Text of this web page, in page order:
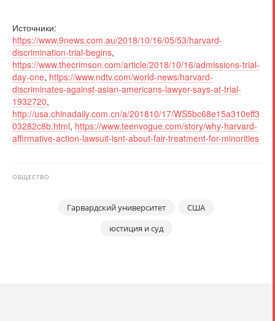
Источники:
https://www.9news.com.au/2018/10/16/05/53/harvard-
discrimination-trial-begins,
https://www.thecrimson.com/article/2018/10/16/admissions-trial-
day-one, https://www.ndtv.com/world-news/harvard-
discriminates-against-asian-americans-lawyer-says-at-trial-
1932720,
http://usa.chinadaily.com.cn/a/201810/17/WS5bc68e15a310eff3
03282c8b.html, https://www.teenvogue.com/story/why-harvard-
affirmative-action-lawsuit-isnt-about-fair-treatment-for-minorities
ОБЩЕСТВО
Гарвардский университет
США
юстиция и суд